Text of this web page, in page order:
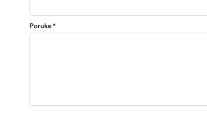
Poruka *